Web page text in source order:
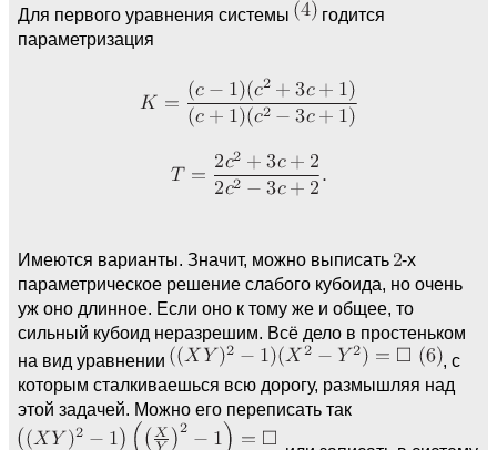
Для первого уравнения системы
годится
параметризация
Имеются варианты. Значит, можно выписать
-х
параметрическое решение слабого кубоида, но очень
уж оно длинное. Если оно к тому же и общее, то
сильный кубоид неразрешим. Всё дело в простеньком
на вид уравнении
, с
которым сталкиваешься всю дорогу, размышляя над
этой задачей. Можно его переписать так